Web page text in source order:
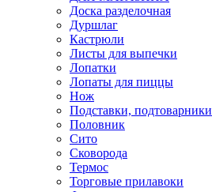
Доска разделочная
Дуршлаг
Кастрюли
Листы для выпечки
Лопатки
Лопаты для пиццы
Нож
Подставки, подтоварники
Половник
Сито
Сковорода
Термос
Торговые прилавоки